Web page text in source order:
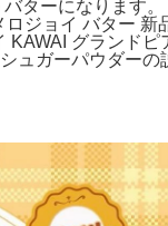
ターになりま
ョイ バター 新
グランド
ュガーパウダー